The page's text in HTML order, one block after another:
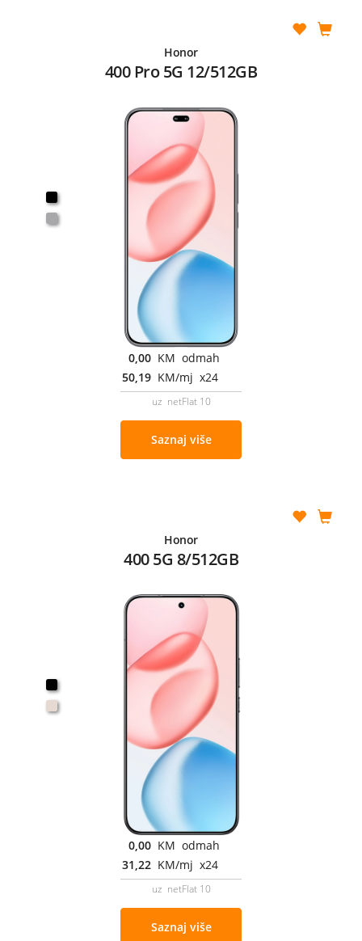
Honor
400 Pro 5G 12/512GB
0,00 KM odmah
50,19 KM/mj x24
uz netFlat 10
Saznaj više
Honor
400 5G 8/512GB
0,00 KM odmah
31,22 KM/mj x24
uz netFlat 10
Saznaj više